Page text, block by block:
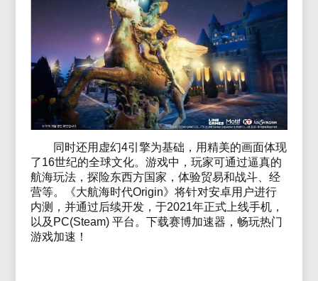
同时还用虚幻4引擎为基础，用精美的画面体现
了16世纪的全球文化。游戏中，玩家可通过逼真的
航海玩法，探险东西方国家，体验贸易和战斗、经
营等。《大航海时代Origin》将针对安卓用户进行
内测，并通过后续开发，于2021年正式上线手机，
以及PC(Steam) 平台。下载赛博加速器，畅玩热门
游戏加速！